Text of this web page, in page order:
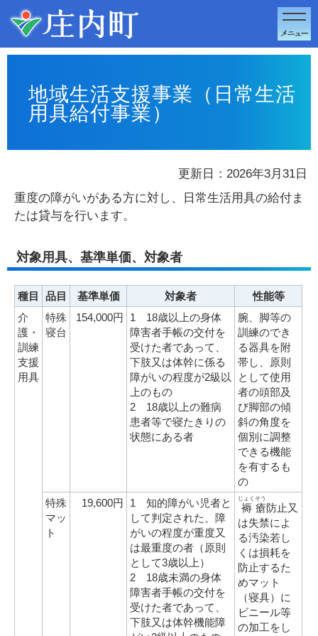
このページの本文へ移動
地域生活支援事業（日常生活
用具給付事業）
更新日：2026年3月31日
重度の障がいがある方に対し、日常生活用具の給付ま
たは貸与を行います。
対象用具、基準単価、対象者
種目 品目 基準単価 対象者
性能等
介
護・
訓練
支援
用具
特殊
寝台
154,000円
1 18歳以上の身体
障害者手帳の交付を
受けた者であって、
下肢又は体幹に係る
障がいの程度が2級以
上のもの
2 18歳以上の難病
患者等で寝たきりの
状態にある者
腕、脚等の
訓練のでき
る器具を附
帯し、原則
として使用
者の頭部及
び脚部の傾
斜の角度を
個別に調整
できる機能
を有するも
の
特殊
マッ
ト
19,600円
1 知的障がい児者と
して判定された、障
がいの程度が重度又
は最重度の者（原則
として3歳以上）
2 18歳未満の身体
障害者手帳の交付を
受けた者であって、
下肢又は体幹機能障
褥
じょく
瘡
そう
防止又
は失禁によ
る汚染若し
くは損耗を
防止するた
めマット
（寝具）に
ビニール等
の加工をし